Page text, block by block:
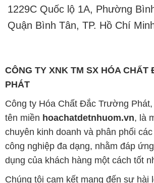
1229C Quốc lộ 1A, Phường
Quận Bình Tân, TP. Hồ Chí
CÔNG TY XNK TM SX HÓA CHẤT
PHÁT
Công ty Hóa Chất Đắc Trường
tên miền hoachatdetnhuom.vn, là
chuyên kinh doanh và phân phối
công nghiệp đa dạng, nhằm đáp
dụng của khách hàng một cách tốt
Chúng tôi cam kết mang đến sự hài